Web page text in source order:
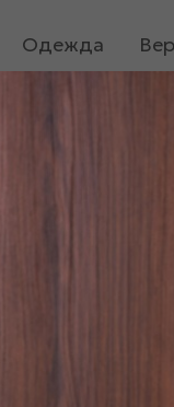
Одежда